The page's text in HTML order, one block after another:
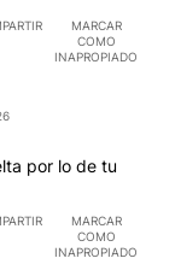
MARCAR
COMO
INAPROPIADO
por lo de tu
MARCAR
COMO
INAPROPIADO